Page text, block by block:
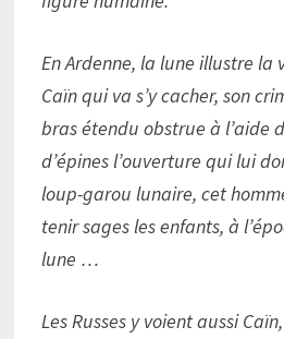
En Ardenne, la lune illustre la
Caïn qui va s’y cacher, son
bras étendu obstrue à l’aide
d’épines l’ouverture qui lui
loup-garou lunaire, cet
tenir sages les enfants, à
lune …
Les Russes y voient aussi